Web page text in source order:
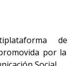
de
por la